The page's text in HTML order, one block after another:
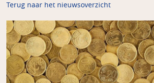
Terug naar het nieuwsoverzicht